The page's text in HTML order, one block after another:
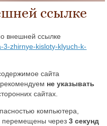
ссылке
внешней ссылке
zhirnye-kisloty-klyuch-k-
сайта
не указывать
сайтах.
компьютера,
перемещены через3 секунд